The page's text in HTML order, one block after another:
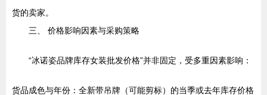
货的卖家。
三、 价格影响因素与采购策略
“冰诺姿品牌库存女装批发价格”并非固定，受多重因素影响：
货品成色与年份：全新带吊牌（可能剪标）的当季或去年库存价格